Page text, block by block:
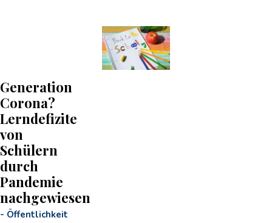
Generation
Corona?
Lerndefizite
von
Schülern
durch
Pandemie
nachgewiesen
- Öffentlichkeit